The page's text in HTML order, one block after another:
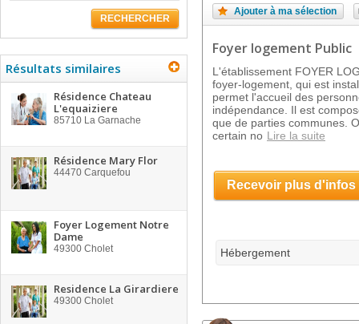
RECHERCHER
Résultats similaires
Résidence Chateau
L'equaiziere
85710 La Garnache
Résidence Mary Flor
44470 Carquefou
Foyer Logement Notre
Dame
49300 Cholet
Residence La Girardiere
49300 Cholet
Ajouter à ma sélection
Foyer logement Public
L'établissement FOYER
foyer-logement, qui est
permet l'accueil des
indépendance. Il est
que de parties communes.
certain no Lire la suite
Recevoir plus d'infos
Hébergement